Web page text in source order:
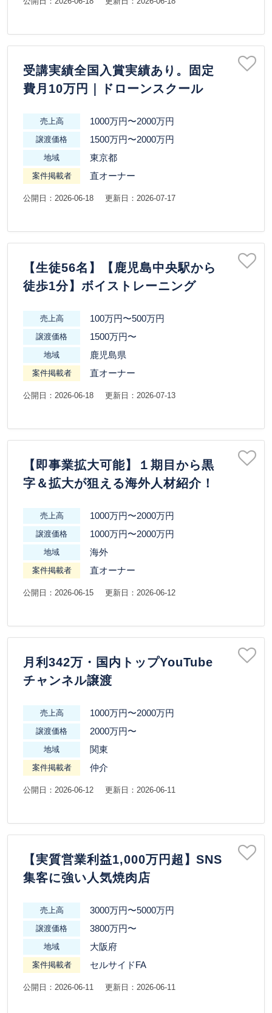
受講実績全国入賞実績あり。固定
費月10万円｜ドローンスクール
売上高 1000万円〜2000万円
譲渡価格 1500万円〜2000万円
地域 東京都
案件掲載者 直オーナー
公開日：2026-06-18 更新日：2026-07-17
【生徒56名】【鹿児島中央駅から
徒歩1分】ボイストレーニング
売上高 100万円〜500万円
譲渡価格 1500万円〜
地域 鹿児島県
案件掲載者 直オーナー
公開日：2026-06-18 更新日：2026-07-13
【即事業拡大可能】１期目から黒
字＆拡大が狙える海外人材紹介！
売上高 1000万円〜2000万円
譲渡価格 1000万円〜2000万円
地域 海外
案件掲載者 直オーナー
公開日：2026-06-15 更新日：2026-06-12
月利342万・国内トップYouTube
チャンネル譲渡
売上高 1000万円〜2000万円
譲渡価格 2000万円〜
地域 関東
案件掲載者 仲介
公開日：2026-06-12 更新日：2026-06-11
【実質営業利益1,000万円超】SNS
集客に強い人気焼肉店
売上高 3000万円〜5000万円
譲渡価格 3800万円〜
地域 大阪府
案件掲載者 セルサイドFA
公開日：2026-06-11 更新日：2026-06-11